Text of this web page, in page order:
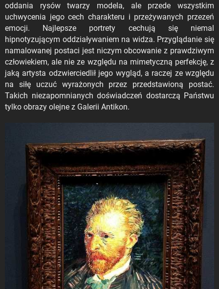
oddania rysów twarzy modela, ale przede wszystkim
uchwycenia jego cech charakteru i przeżywanych przezeń
emocji. Najlepsze portrety cechują się niemal
hipnotyzującym oddziaływaniem na widza. Przyglądanie się
namalowanej postaci jest niczym obcowanie z prawdziwym
człowiekiem, ale nie ze względu na mimetyczną perfekcję, z
jaką artysta odzwierciedlił jego wygląd, a raczej ze względu
na siłę uczuć wyrażonych przez przedstawioną postać.
Takich niezapomnianych doświadczeń dostarczą Państwu
tylko obrazy olejne z Galerii Antikon.